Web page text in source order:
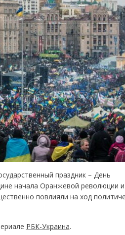
праздник – День
начала Оранжевой революции и
повлияли на ход
РБК-Украина.